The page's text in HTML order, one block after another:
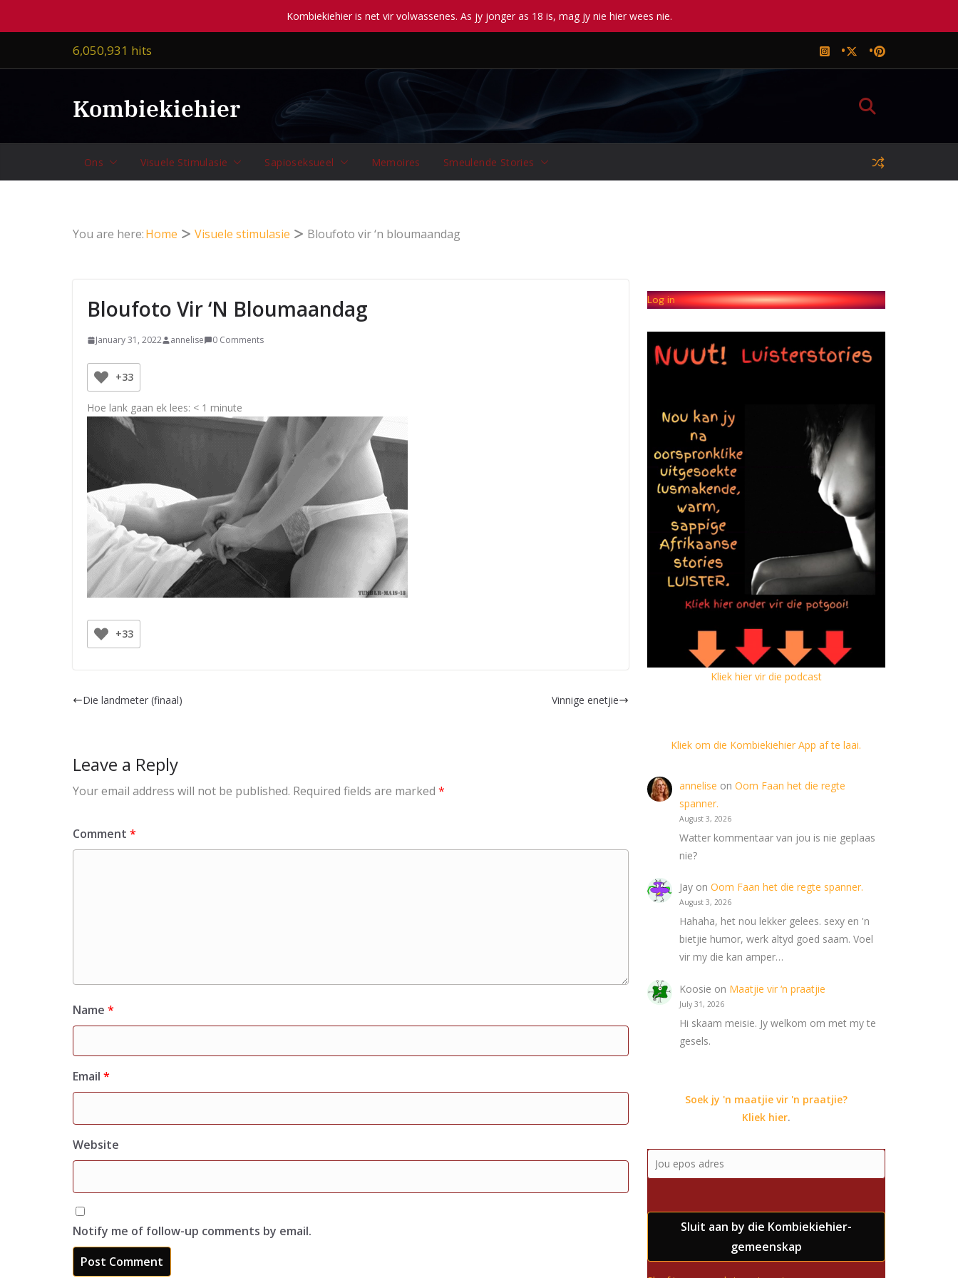
Kombiekiehier is net vir volwassenes. As jy jonger as 18 is, mag jy nie hier wees nie.
6,050,931 hits
Kombiekiehier
Ons Visuele Stimulasie Sapioseksueel Memoires Smeulende Stories
You are here:Home Visuele stimulasie Bloufoto vir ‘n bloumaandag
Bloufoto Vir ‘n Bloumaandag
January 31, 2022 annelise 0 Comments
+33
Hoe lank gaan ek lees: < 1 minute
+33
Die landmeter (finaal) Vinnige enetjie
Leave a Reply
Your email address will not be published. Required fields are marked *
Comment *
Name *
Email *
Website
Notify me of follow-up comments by email.
Log in
Kliek hier vir die podcast
Kliek om die Kombiekiehier App af te laai.
annelise onOom Faan het die regte
spanner.
August 3, 2026
Watter kommentaar van jou is nie geplaas
nie?
Jay onOom Faan het die regte spanner.
August 3, 2026
Hahaha, het nou lekker gelees. sexy en 'n
bietjie humor, werk altyd goed saam. Voel
vir my die kan amper…
Koosie on Maatjie vir ‘n praatjie
July 31, 2026
Hi skaam meisie. Jy welkom om met my te
gesels.
Soek jy 'n maatjie vir 'n praatjie?
Kliek hier.
Sluit aan by die Kombiekiehier-
gemeenskap